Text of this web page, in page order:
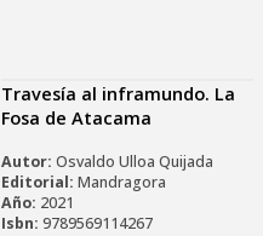
Travesía al inframundo. La
Fosa de Atacama
Autor: Osvaldo Ulloa Quijada
Editorial: Mandragora
Año: 2021
Isbn: 9789569114267